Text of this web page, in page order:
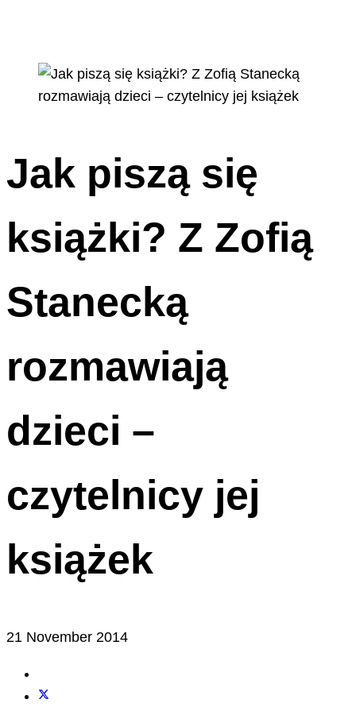
Jak piszą się
książki? Z Zofią
Stanecką
rozmawiają
dzieci –
czytelnicy jej
książek
21 November 2014